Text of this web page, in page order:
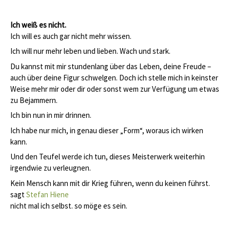
Ich weiß es nicht.
Ich will es auch gar nicht mehr wissen.
Ich will nur mehr leben und lieben. Wach und stark.
Du kannst mit mir stundenlang über das Leben, deine Freude –
auch über deine Figur schwelgen. Doch ich stelle mich in keinster
Weise mehr mir oder dir oder sonst wem zur Verfügung um etwas
zu Bejammern.
Ich bin nun in mir drinnen.
Ich habe nur mich, in genau dieser „Form“, woraus ich wirken
kann.
Und den Teufel werde ich tun, dieses Meisterwerk weiterhin
irgendwie zu verleugnen.
Kein Mensch kann mit dir Krieg führen, wenn du keinen führst.
sagt Stefan Hiene
nicht mal ich selbst. so möge es sein.